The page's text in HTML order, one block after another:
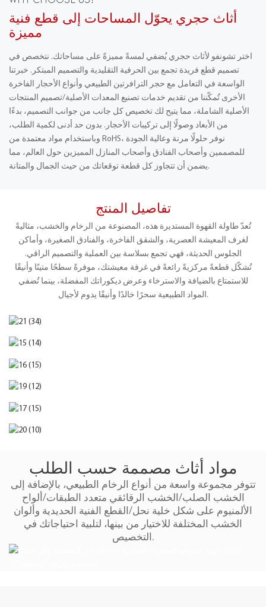
أثاث حجري يحوّل المساحات إلى قطع فنية
مميزة
اختر تشونفو لأثاث حجري يُضفي لمسةً مميزةً على مساحاتك. نتخصص في
تصميم قطع فريدة تجمع بين الحرفية التقليدية والتصميم المبتكر. خبرتنا
الواسعة في التعامل مع حجر الترافرتين الطبيعي وأنواع الأحجار الفاخرة
الأخرى تُمكّننا من تقديم خدمات تصنيع المعدات الأصلية/تصميم المنتجات
الأصلية الشاملة، مما يتيح لك تخصيص كل جانب من جوانب التصميم، بدءًا
من الأبعاد وصولًا إلى تركيبات الأحجار. بدون حد أدنى لكمية الطلب،
وباستخدام مواد معتمدة من RoHS، نوفر حلولًا مرنة وعالية الجودة
للمصممين وأصحاب الفنادق وأصحاب المنازل المميزين حول العالم، مما
يضمن أن تتجاوز كل قطعة توقعاتك من حيث الجمال والمتانة.
تفاصيل المنتج
تُعدّ طاولة القهوة المستديرة هذه، المصنوعة من الرخام والخشب، مثاليةً
لغرف المعيشة العصرية، والشقق الفاخرة، والفنادق الصغيرة، وأماكن
الجلوس الحديثة، فهي تجمع بسلاسة بين العملية والتصميم الراقي.
تُشكّل قطعةً مركزيةً رائعةً في غرفة معيشتك، موفرةً سطحًا متينًا وأنيقًا
للاستمتاع بالضيافة والاسترخاء وعرض ديكوراتك المفضلة، بينما تُضفي
المواد الطبيعية سحرًا خالدًا وأنيقًا يدوم لأجيال.
مواد أثاث مصممة حسب الطلب
تتوفر مجموعة واسعة من أنواع الرخام الطبيعي، بالإضافة إلى
الخشب الصلب/الخشب الرقائقي متعدد الطبقات/ألواح
الألمنيوم على شكل خلية نحل/القطع الفنية الحديدية وألوان
الخشب المختلفة للاختيار من بينها، لتلبية احتياجاتك في
التخصيص.